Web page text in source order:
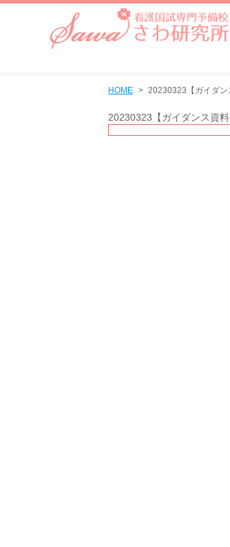
HOME 20230323【ガイダン
20230323【ガイダンス資